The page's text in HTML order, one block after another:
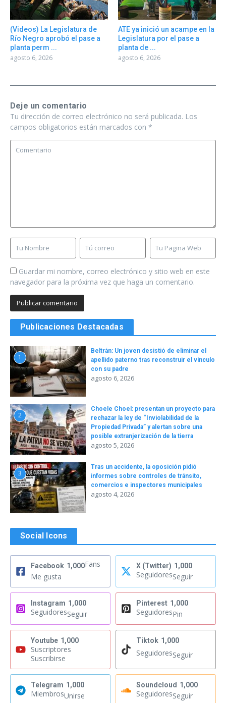
(Videos) La Legislatura de
Río Negro aprobó el pase a
planta perm ...
agosto 6, 2026
ATE ya inició un acampe en la
Legislatura por el pase a
planta de ...
agosto 6, 2026
Deje un comentario
Tu dirección de correo electrónico no será publicada. Los
campos obligatorios están marcados con *
Guardar mi nombre, correo electrónico y sitio web en este
navegador para la próxima vez que haga un comentario.
Publicaciones Destacadas
1
Beltrán: Un joven desistió de eliminar el
apellido paterno tras reconstruir el vínculo
con su padre
agosto 6, 2026
2
Choele Choel: presentan un proyecto para
rechazar la ley de “Inviolabilidad de la
Propiedad Privada” y alertan sobre una
posible extranjerización de la tierra
agosto 5, 2026
3
Tras un accidente, la oposición pidió
informes sobre controles de tránsito,
comercios e inspectores municipales
agosto 4, 2026
Social Icons
Facebook 1,000Fans
Me gusta
X (Twitter) 1,000
SeguidoresSeguir
Instagram 1,000
SeguidoresSeguir
Pinterest 1,000
SeguidoresPin
Youtube 1,000
Suscriptores
Suscribirse
Tiktok 1,000
SeguidoresSeguir
Telegram 1,000
MiembrosUnirse
Soundcloud 1,000
SeguidoresSeguir